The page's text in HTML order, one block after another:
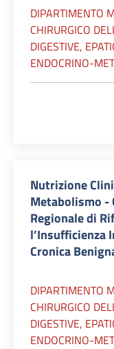
DIPARTIMENTO
CHIRURGICO
DIGESTIVE,
ENDOCRINO-
Nutrizione
Metabolismo -
Regionale di
l’Insufficienza
Cronica
DIPARTIMENTO
CHIRURGICO
DIGESTIVE,
ENDOCRINO-